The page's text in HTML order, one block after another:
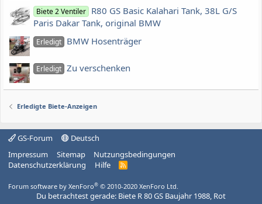
Biete 2 Ventiler R80 GS Basic Kalahari Tank, 38L G/S
Paris Dakar Tank, original BMW
Erledigt BMW Hosenträger
Erledigt Zu verschenken
Erledigte Biete-Anzeigen
GS-Forum
Deutsch
Impressum
Sitemap
Nutzungsbedingungen
Datenschutzerklärung
Hilfe
R
Forum software by XenForo® © 2010-2020 XenForo Ltd.
Du betrachtest gerade: Biete R 80 GS Baujahr 1988, Rot